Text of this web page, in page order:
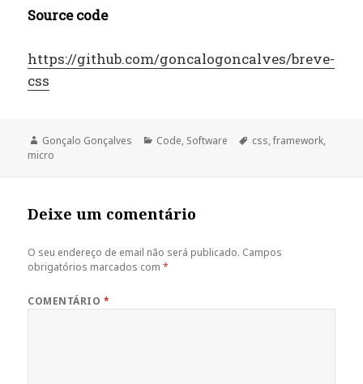
Source code
https://github.com/goncalogoncalves/breve-
css
Autor
Gonçalo Gonçalves Categorias
Code, Software Etiquetas
css,framework,
micro
Deixe um comentário
O seu endereço de email não será publicado. Campos
obrigatórios marcados com*
COMENTÁRIO *